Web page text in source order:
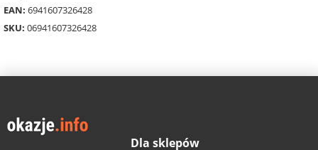
EAN: 6941607326428
SKU: 06941607326428
Dla sklepów